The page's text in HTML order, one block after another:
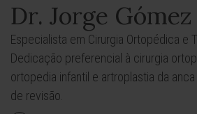
Dr. Jorge
Especialista em Cirurgia Ortopédica e
Dedicação preferencial à cirurgia
ortopedia infantil e artroplastia da
de revisão.